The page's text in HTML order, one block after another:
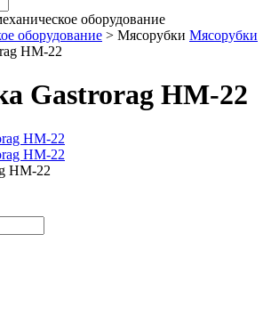
оборудование
оборудование > Мясорубки Мясорубки
HM-22
Gastrorag HM-22
HM-22